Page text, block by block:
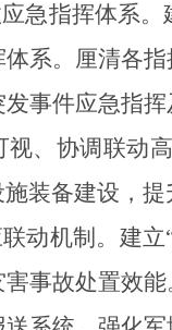
急指挥体系
系。厘清各
事件应急指
视、协调联动
装备建设，
动机制。建
事故处置效